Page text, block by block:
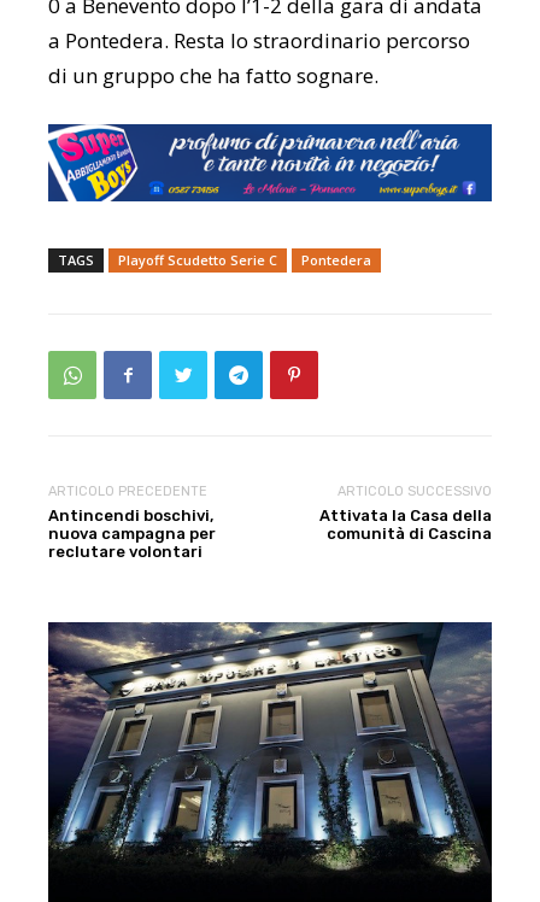
a Pontedera. Resta lo straordinario percorso
di un gruppo che ha fatto sognare.
TAGS Playoff Scudetto Serie C Pontedera
ARTICOLO PRECEDENTE
Antincendi boschivi,
nuova campagna per
reclutare volontari
ARTICOLO SUCCESSIVO
Attivata la Casa della
comunità di Cascina